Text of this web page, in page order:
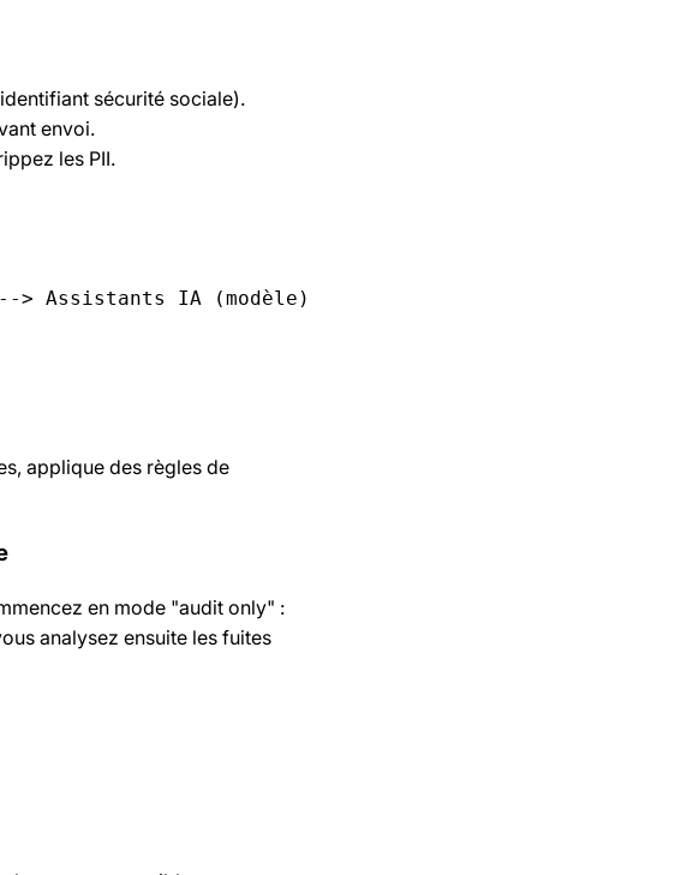
sécurité sociale).
envoi.
les PII.
> Assistants IA (modèle)
applique des règles de
en mode "audit only" :
analysez ensuite les fuites